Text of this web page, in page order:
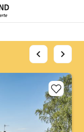
chevron_left chevron_right